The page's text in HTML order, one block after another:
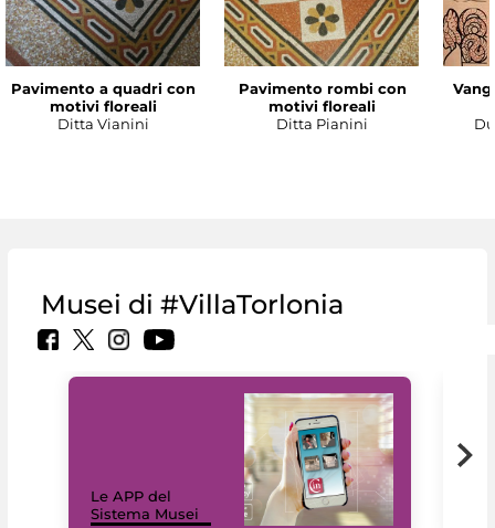
Pavimento a quadri con
motivi floreali
Ditta Vianini
Pavimento rombi con
motivi floreali
Ditta Pianini
Musei di #VillaTorlonia
Le APP del
Sistema Musei